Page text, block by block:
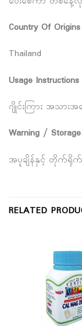
Country Of Origins
Thailand
Usage Instructions
ဂျိုင်းကြား အသား
Warning /
အပူချိန်နှင့် တိုက်ရိုက်
RELATED